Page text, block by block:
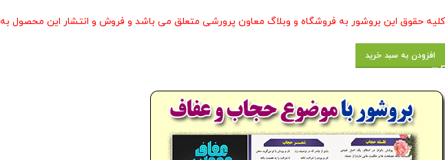
کلیه حقوق این بروشور به فروشگاه و وبلاگ معاون پرورشی متعلق می باشد و فروش و انتشار این محصول
افزودن به سبد خرید